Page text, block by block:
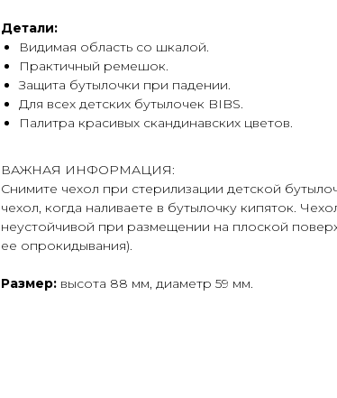
Детали:
Видимая область со шкалой.
Практичный ремешок.
Защита бутылочки при падении.
Для всех детских бутылочек BIBS.
Палитра красивых скандинавских цветов.
ВАЖНАЯ ИНФОРМАЦИЯ:
Снимите чехол при стерилизации детской
чехол, когда наливаете в бутылочку кипяток.
неустойчивой при размещении на плоской
ее опрокидывания).
Размер: высота 88 мм, диаметр 59 мм.